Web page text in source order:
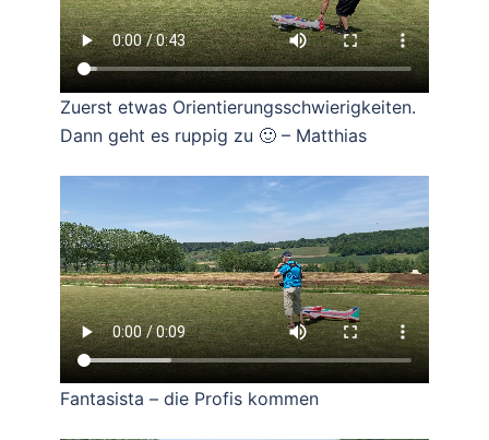
Zuerst etwas Orientierungsschwierigkeiten.
Dann geht es ruppig zu 🙂 – Matthias
Fantasista – die Profis kommen